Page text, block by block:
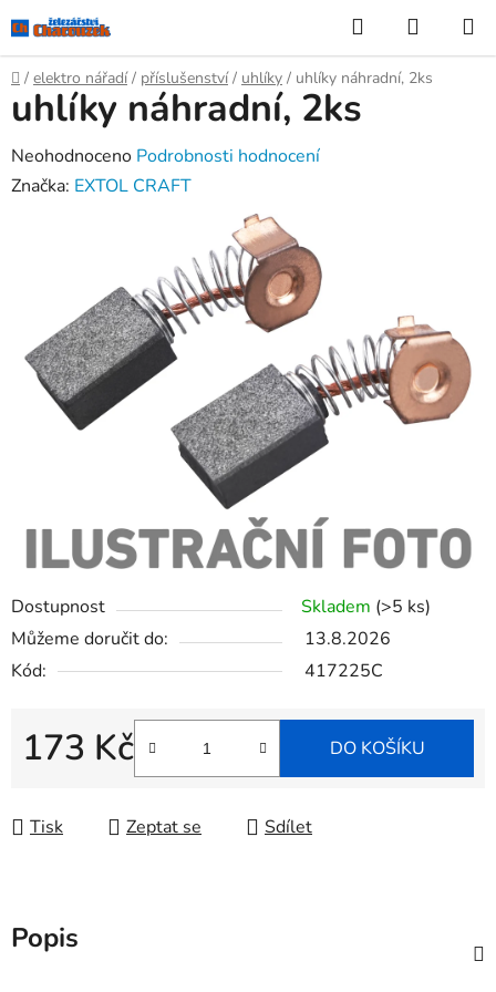
na
obsah
Hledat
KOŠÍK
Domů
/ elektro nářadí / příslušenství / uhlíky / uhlíky náhradní, 2ks
Dostupnost Skladem (>5 ks)
Můžeme doručit do:
13.8.2026
Kód:
417225C
173 Kč DO KOŠÍKU
Tisk Zeptat se Sdílet
uhlíky náhradní, 2ks
Průměrné
hodnocení
hvězdiček.
Neohodnoceno Podrobnosti hodnocení
Značka: EXTOL CRAFT
Popis